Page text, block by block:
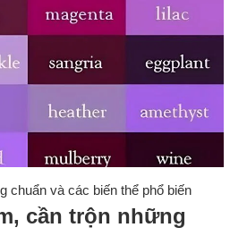
chuẩn và các biến thể phổ biến
cần trộn những